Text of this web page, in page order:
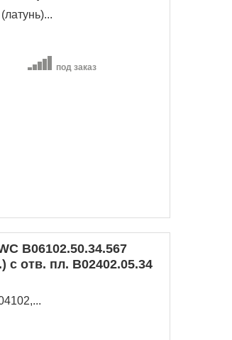
под заказ
B06102.50.34.567
с отв. пл. B02402.05.34